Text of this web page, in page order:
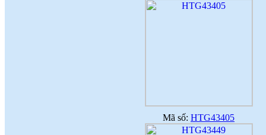
Mã số: HTG43405